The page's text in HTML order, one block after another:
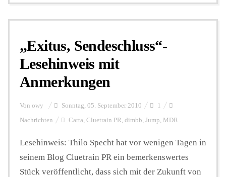
„Exitus, Sendeschluss“-
Lesehinweis mit
Anmerkungen
Von owy Sonntag, 05. September 2010 1
Nachrichten Carta, Cluetrain PR, dimbb, Jump, MDR
Lesehinweis: Thilo Specht hat vor wenigen Tagen in
seinem Blog Cluetrain PR ein bemerkenswertes
Stück veröffentlicht, dass sich mit der Zukunft von